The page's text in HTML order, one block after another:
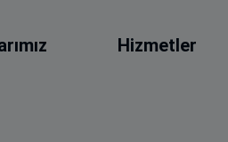
Hizmetler